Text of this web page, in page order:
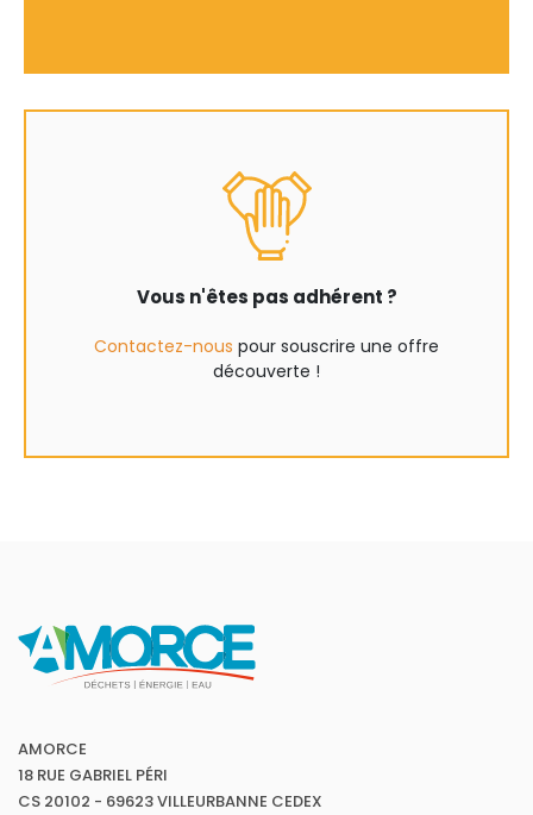
Vous n'êtes pas adhérent ?
Contactez-nous pour souscrire une offre
découverte !
AMORCE
18 RUE GABRIEL PÉRI
CS 20102 - 69623 VILLEURBANNE CEDEX